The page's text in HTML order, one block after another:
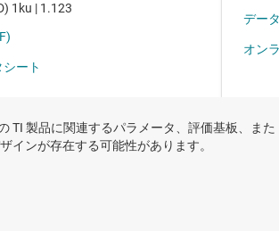
TI 製品に関連するパラメータ、評価基板、また
インが存在する可能性があります。